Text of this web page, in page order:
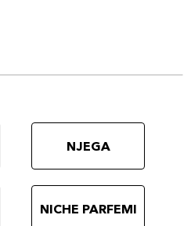
NJEGA
NICHE PARFEMI